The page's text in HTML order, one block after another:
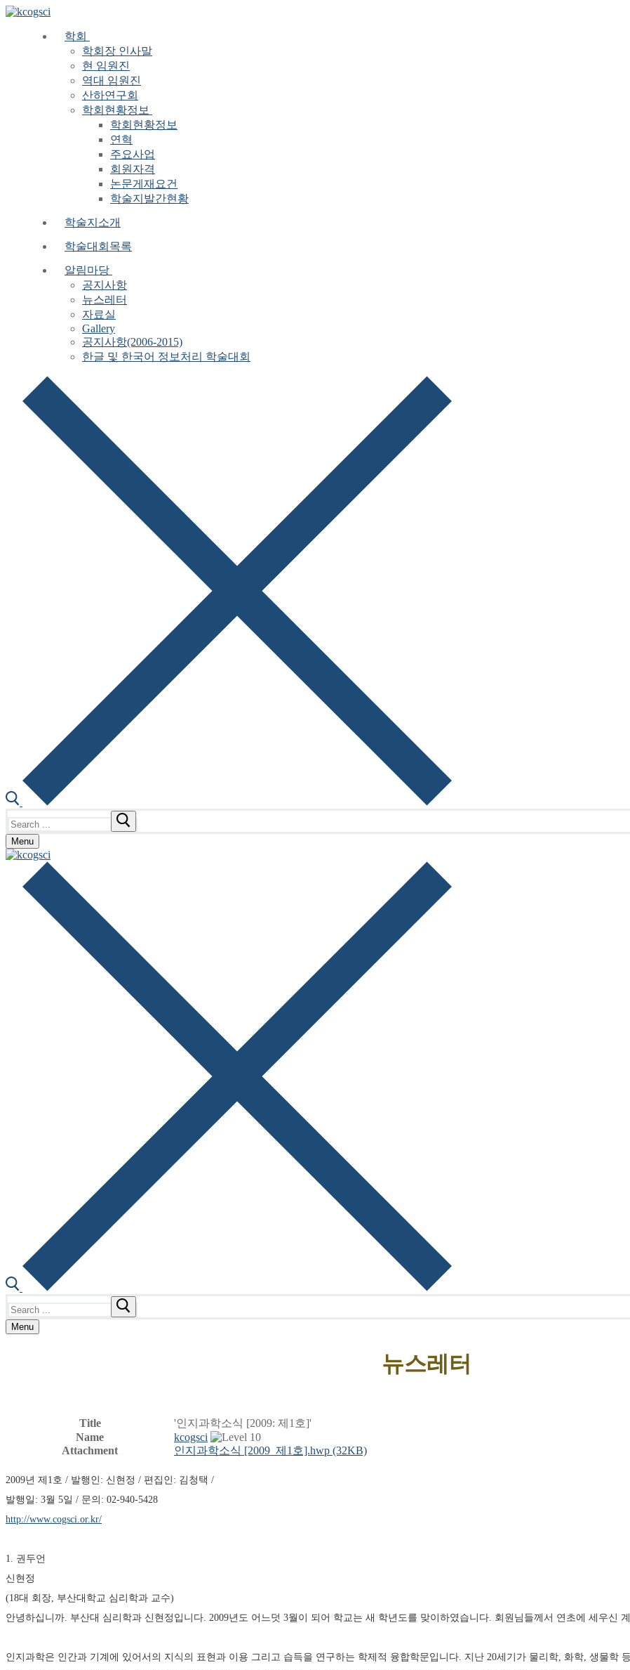
Skip
Menu
Close
학회
학회장 인사말
현 임원진
역대 임원진
산하연구회
학회현황정보
학회현황정보
연혁
주요사업
회원자격
논문게재요건
학술지발간현황
학술지소개
학술대회목록
알림마당
공지사항
뉴스레터
자료실
Gallery
공지사항(2006-2015)
한글 및 한국어 정보처리 학술대회
for:
Menu
for:
Menu
뉴스레터
Title '인지과학소식 [2009: 제1호]'
Name
kcogsci
Attachment
인지과학소식 [2009_제1호].hwp (32KB)
2009년 제1호 / 발행인: 신현정 / 편집인: 김청택 /
발행일: 3월 5일 / 문의: 02-940-5428
http://www.cogsci.or.kr/
1. 권두언
신현정
(18대 회장, 부산대학교 심리학과 교수)
안녕하십니까. 부산대 심리학과 신현정입니다. 2009년도 어느덧 3월이 되어 학교는 새 학년도를 맞이하였습니다. 회원님들께서 연초에 세우신
인지과학은 인간과 기계에 있어서의 지식의 표현과 이용 그리고 습득을 연구하는 학제적 융합학문입니다. 지난 20세기가 물리학, 화학, 생물학